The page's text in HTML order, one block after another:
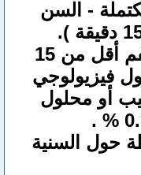
- السن
إذا بقيت السن خارج الفم أقل من 15
فيزيولوجي
أو محلول
حول السنية